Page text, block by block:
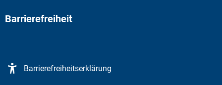
Barrierefreiheit
Barrierefreiheitserklärung